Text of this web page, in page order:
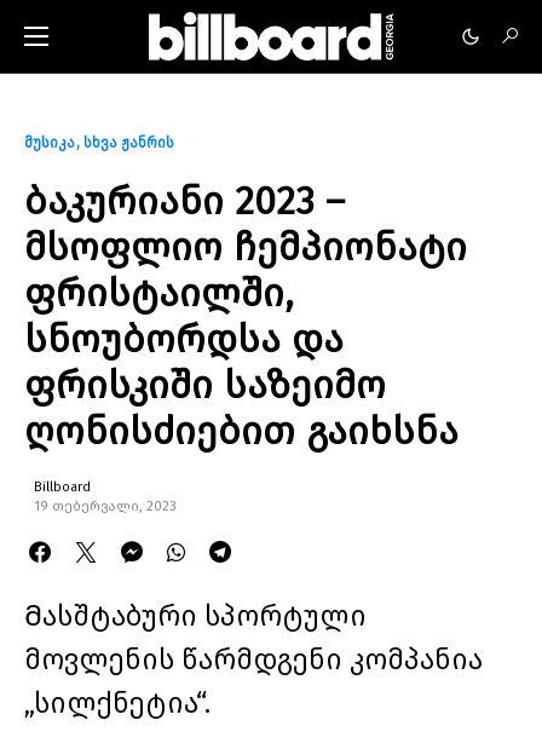
მუსიკა სხვა ჟანრის
ბაკურიანი 2023 –
მსოფლიო ჩემპიონატი
ფრისტაილში,
სნოუბორდსა და
ფრისკიში საზეიმო
ღონისძიებით გაიხსნა
Billboard
19 თებერვალი, 2023
Მასშტაბური სპორტული
მოვლენის წარმდგენი კომპანია
„სილქნეტია“.